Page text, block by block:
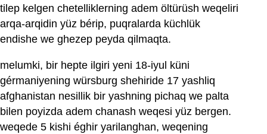
tilep kelgen chetelliklerning adem öltürüsh weqeliri
arqa-arqidin yüz bérip, puqralarda küchlük
endishe we ghezep peyda qilmaqta.
melumki, bir hepte ilgiri yeni 18-iyul küni
gérmaniyening würsburg shehiride 17 yashliq
afghanistan nesillik bir yashning pichaq we palta
bilen poyizda adem chanash weqesi yüz bergen.
weqede 5 kishi éghir yarilanghan, weqening